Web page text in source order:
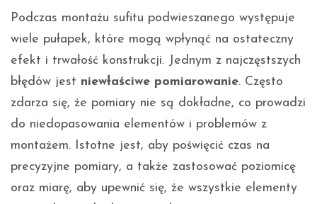
Podczas montażu sufitu podwieszanego występuje
wiele pułapek, które mogą wpłynąć na ostateczny
efekt i trwałość konstrukcji. Jednym z najczęstszych
błędów jest niewłaściwe pomiarowanie. Często
zdarza się, że pomiary nie są dokładne, co prowadzi
do niedopasowania elementów i problemów z
montażem. Istotne jest, aby poświęcić czas na
precyzyjne pomiary, a także zastosować poziomicę
oraz miarę, aby upewnić się, że wszystkie elementy